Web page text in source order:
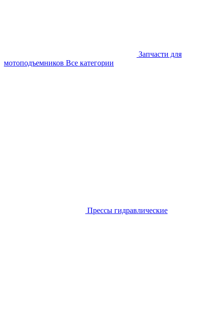
Запчасти для
мотоподъемников Все категории
Прессы гидравлические